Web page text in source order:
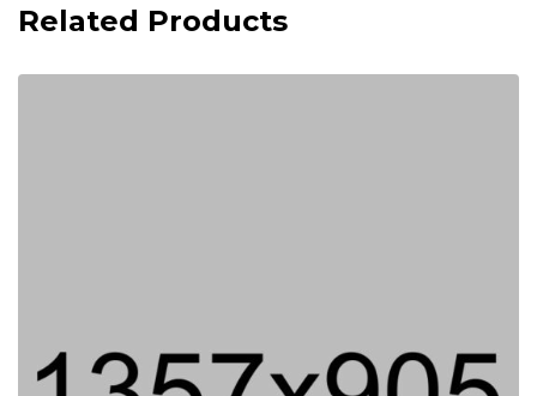
Related Products